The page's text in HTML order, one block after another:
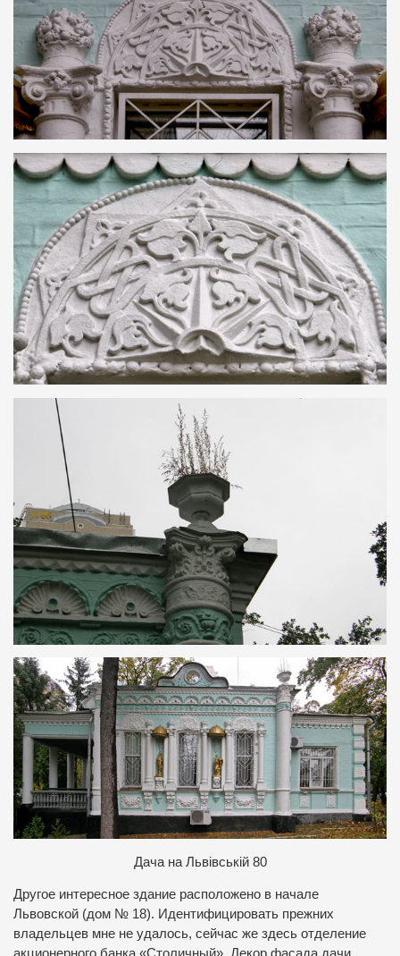
Дача на Львівській 80
Другое интересное здание расположено в начале
Львовской (дом № 18). Идентифицировать прежних
владельцев мне не удалось, сейчас же здесь отделение